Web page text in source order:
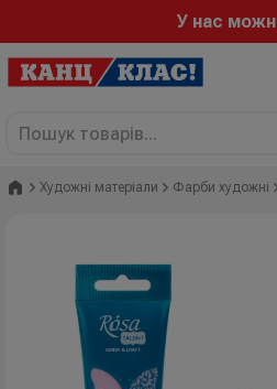
У нас можна
Головна
Художні матеріали Фарби художні